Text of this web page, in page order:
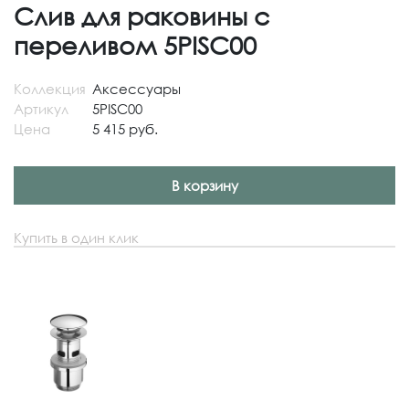
Слив для раковины с
переливом 5PISC00
Коллекция Аксессуары
Артикул
5PISC00
Цена
5 415 руб.
В корзину
Купить в один клик